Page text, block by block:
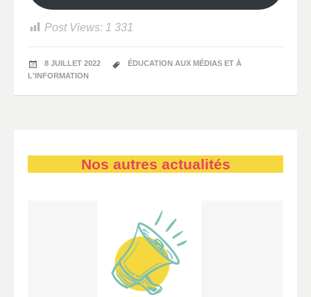
Post Views: 1 331
8 JUILLET 2022
ÉDUCATION AUX MÉDIAS ET À
L'INFORMATION
Nos autres actualités